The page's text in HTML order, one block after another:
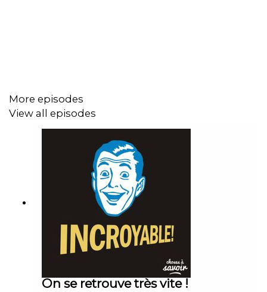
More episodes
View all episodes
On se retrouve très vite !